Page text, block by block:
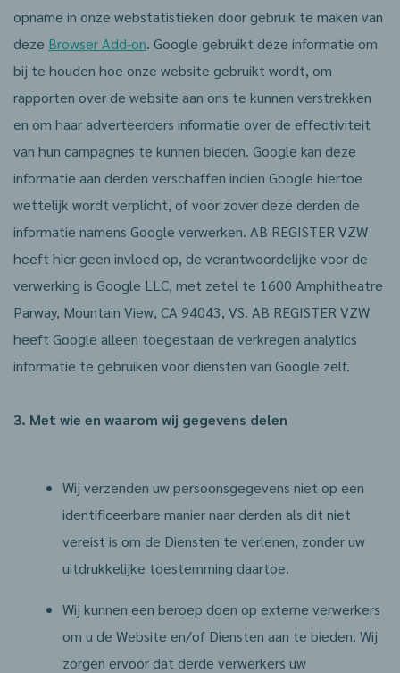
opname in onze webstatistieken door gebruik te maken van
deze Browser Add-on. Google gebruikt deze informatie om
bij te houden hoe onze website gebruikt wordt, om
rapporten over de website aan ons te kunnen verstrekken
en om haar adverteerders informatie over de effectiviteit
van hun campagnes te kunnen bieden. Google kan deze
informatie aan derden verschaffen indien Google hiertoe
wettelijk wordt verplicht, of voor zover deze derden de
informatie namens Google verwerken. AB REGISTER VZW
heeft hier geen invloed op, de verantwoordelijke voor de
verwerking is Google LLC, met zetel te 1600 Amphitheatre
Parway, Mountain View, CA 94043, VS. AB REGISTER VZW
heeft Google alleen toegestaan de verkregen analytics
informatie te gebruiken voor diensten van Google zelf.
3. Met wie en waarom wij gegevens delen
Wij verzenden uw persoonsgegevens niet op een
identificeerbare manier naar derden als dit niet
vereist is om de Diensten te verlenen, zonder uw
uitdrukkelijke toestemming daartoe.
Wij kunnen een beroep doen op externe verwerkers
om u de Website en/of Diensten aan te bieden. Wij
zorgen ervoor dat derde verwerkers uw